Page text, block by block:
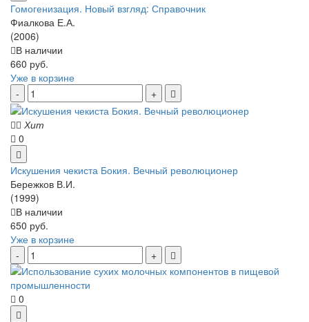
Гомогенизация. Новый взгляд: Справочник
Фиалкова Е.А.
(2006)
В наличии
660 руб.
Уже в корзине
Хит
0
Искушения чекиста Бокия. Вечный революционер
Бережков В.И.
(1999)
В наличии
650 руб.
Уже в корзине
0